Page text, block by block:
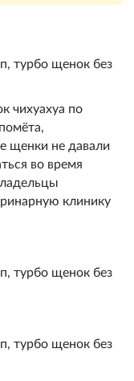
чихуахуа по
щенки не давали
во время
клинику